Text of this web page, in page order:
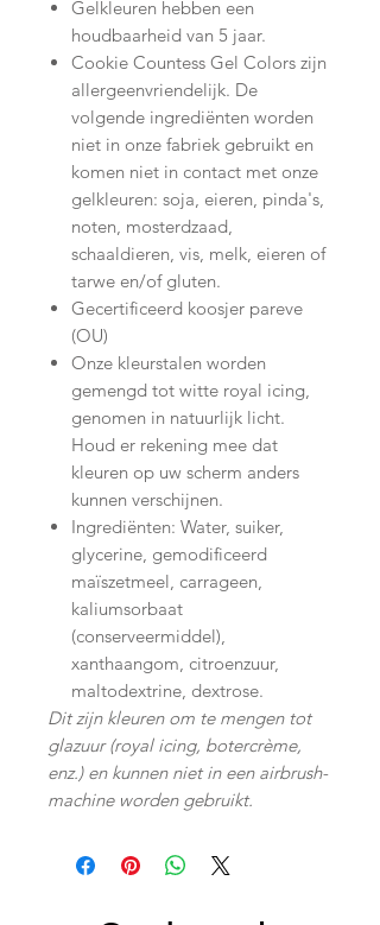
Gelkleuren hebben een
houdbaarheid van 5 jaar.
Cookie Countess Gel Colors zijn
allergeenvriendelijk. De
volgende ingrediënten worden
niet in onze fabriek gebruikt en
komen niet in contact met onze
gelkleuren: soja, eieren, pinda's,
noten, mosterdzaad,
schaaldieren, vis, melk, eieren of
tarwe en/of gluten.
Gecertificeerd koosjer pareve
(OU)
Onze kleurstalen worden
gemengd tot witte royal icing,
genomen in natuurlijk licht.
Houd er rekening mee dat
kleuren op uw scherm anders
kunnen verschijnen.
Ingrediënten: Water, suiker,
glycerine, gemodificeerd
maïszetmeel, carrageen,
kaliumsorbaat
(conserveermiddel),
xanthaangom, citroenzuur,
maltodextrine, dextrose.
Dit zijn kleuren om te mengen tot
glazuur (royal icing, botercrème,
enz.) en kunnen niet in een airbrush-
machine worden gebruikt.